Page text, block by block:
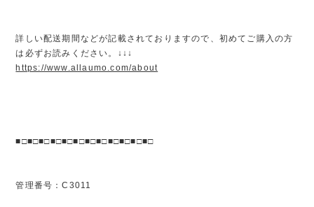
詳しい配送期間などが記載されておりますので、初めてご購入の方
は必ずお読みください。↓↓↓
https://www.allaumo.com/about
■□■□■□■□■□■□■□■□■□■□■□■□
管理番号：C3011